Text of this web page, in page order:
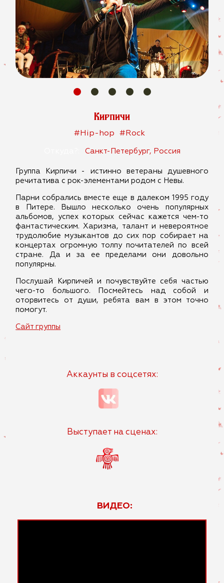
Кирпичи
#Hip-hop #Rock
Санкт-Петербург, Россия
Группа Кирпичи - истинно ветераны душевного
речитатива с рок-элементами родом с Невы.
Парни собрались вместе еще в далеком 1995 году
в Питере. Вышло несколько очень популярных
альбомов, успех которых сейчас кажется чем-то
фантастическим. Харизма, талант и невероятное
трудолюбие музыкантов до сих пор собирает на
концертах огромную толпу почитателей по всей
стране. Да и за ее пределами они довольно
популярны.
Послушай Кирпичей и почувствуйте себя частью
чего-то большого. Посмейтесь над собой и
оторвитесь от души, ребята вам в этом точно
помогут.
Сайт группы
Аккаунты в соцсетях:
Выступает на сценах:
ВИДЕО: